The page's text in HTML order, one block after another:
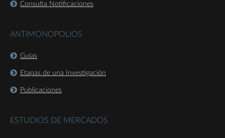
Consulta Notificaciones
ANTIMONOPOLIOS
Guías
Etapas de una Investigación
Publicaciones
ESTUDIOS DE MERCADOS